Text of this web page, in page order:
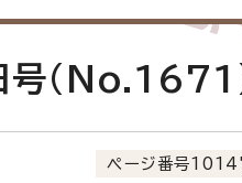
号
ページ番号